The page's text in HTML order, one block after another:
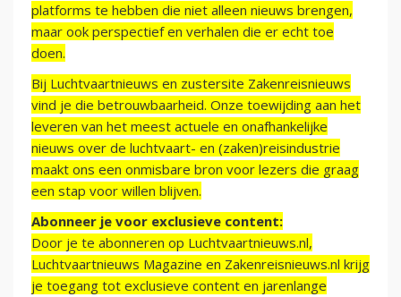
platforms te hebben die niet alleen nieuws brengen,
maar ook perspectief en verhalen die er echt toe
doen.
Bij Luchtvaartnieuws en zustersite Zakenreisnieuws
vind je die betrouwbaarheid. Onze toewijding aan het
leveren van het meest actuele en onafhankelijke
nieuws over de luchtvaart- en (zaken)reisindustrie
maakt ons een onmisbare bron voor lezers die graag
een stap voor willen blijven.
Abonneer je voor exclusieve content:
Door je te abonneren op Luchtvaartnieuws.nl,
Luchtvaartnieuws Magazine en Zakenreisnieuws.nl krijg
je toegang tot exclusieve content en jarenlange